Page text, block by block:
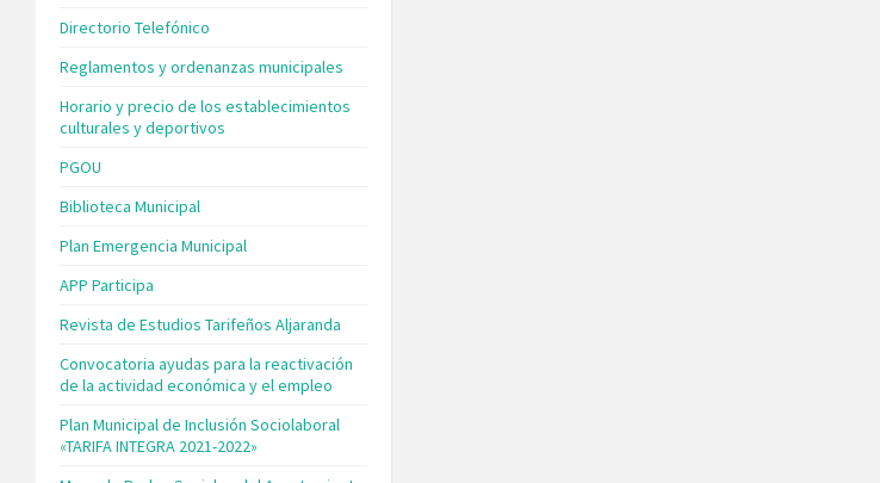
Directorio Telefónico
Reglamentos y ordenanzas municipales
Horario y precio de los establecimientos
culturales y deportivos
PGOU
Biblioteca Municipal
Plan Emergencia Municipal
APP Participa
Revista de Estudios Tarifeños Aljaranda
Convocatoria ayudas para la reactivación
de la actividad económica y el empleo
Plan Municipal de Inclusión Sociolaboral
«TARIFA INTEGRA 2021-2022»